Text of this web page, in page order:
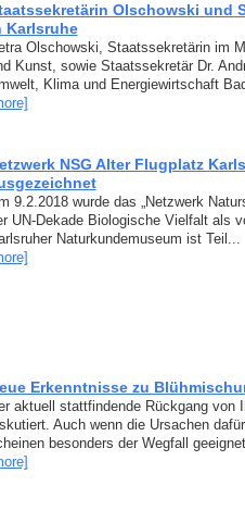
Olschowski und
Karlsruhe
Olschowski, Staatssekretärin im
Kunst, sowie Staatssekretär Dr.
Klima und Energiewirtschaft
NSG Alter Flugplatz
9.2.2018 wurde das „Netzwerk
UN-Dekade Biologische Vielfalt als
Naturkundemuseum ist Teil...
Erkenntnisse zu
aktuell stattfindende Rückgang von
Auch wenn die Ursachen
besonders der Wegfall